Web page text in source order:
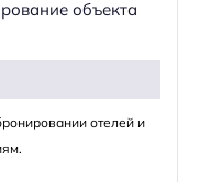
объекта
отелей и